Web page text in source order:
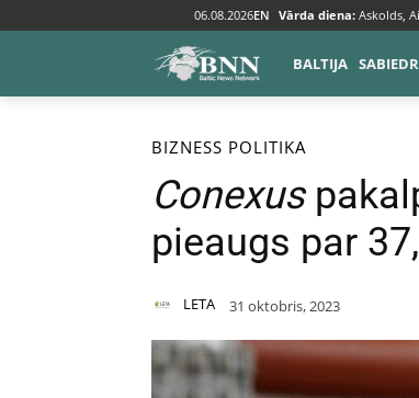
06.08.2026EN Vārda diena: Askolds,
BALTIJA
Sākums Bizness
BIZNESS POLITIKA
Conexus
pieaugs par
LETA 31 oktobris, 2023